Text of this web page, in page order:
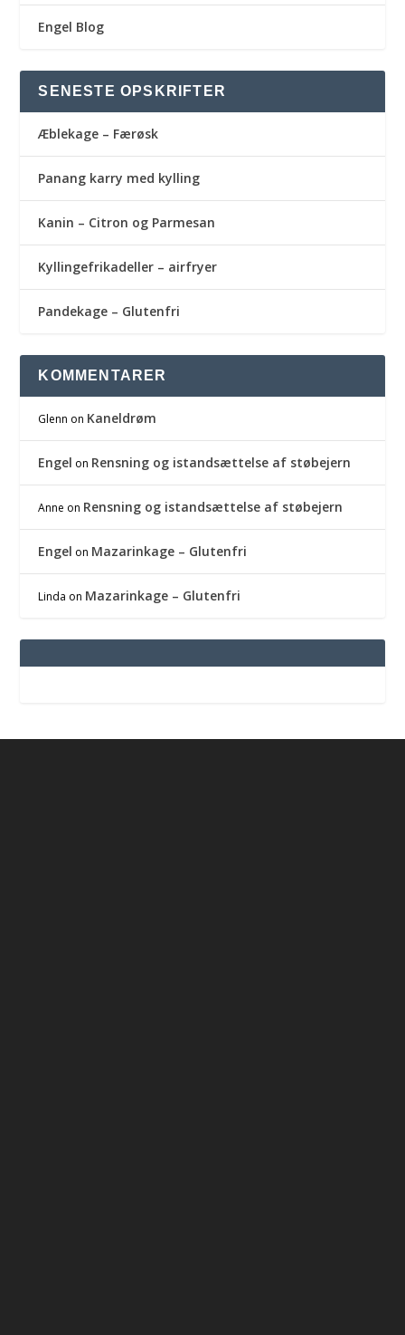
Engel Blog
SENESTE OPSKRIFTER
Æblekage – Færøsk
Panang karry med kylling
Kanin – Citron og Parmesan
Kyllingefrikadeller – airfryer
Pandekage – Glutenfri
KOMMENTARER
Glenn on Kaneldrøm
Engel on Rensning og istandsættelse af støbejern
Anne on Rensning og istandsættelse af støbejern
Engel on Mazarinkage – Glutenfri
Linda on Mazarinkage – Glutenfri